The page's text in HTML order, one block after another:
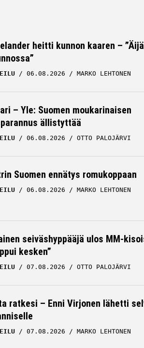
heitti kunnon kaaren –
06.08.2026 MARKO LEHTONEN
– Yle: Suomen moukarinaisen
ällistyttää
06.08.2026 OTTO PALOJÄRVI
Suomen ennätys romukoppaan
06.08.2026 MARKO LEHTONEN
seiväshyppääjä ulos MM-
kesken”
07.08.2026 OTTO PALOJÄRVI
ratkesi – Enni Virjonen lähetti
07.08.2026 MARKO LEHTONEN